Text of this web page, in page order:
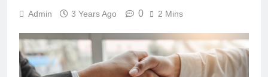
Admin 3 Years Ago 0 2 Mins